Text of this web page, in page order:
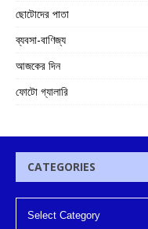
ছোটোদের পাতা
ব্যবসা-বাণিজ্য
আজকের দিন
ফোটো গ্যালারি
CATEGORIES